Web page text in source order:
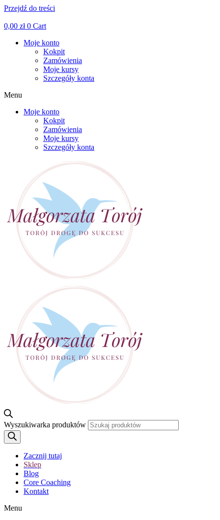
Przejdź do treści
0,00 zł 0 Cart
Moje konto
Kokpit
Zamówienia
Moje kursy
Szczegóły konta
Menu
Moje konto
Kokpit
Zamówienia
Moje kursy
Szczegóły konta
Wyszukiwarka produktów
Zacznij tutaj
Sklep
Blog
Core Coaching
Kontakt
Menu